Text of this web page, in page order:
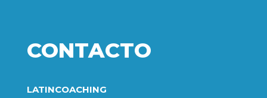
CONTACTO
LATINCOACHING